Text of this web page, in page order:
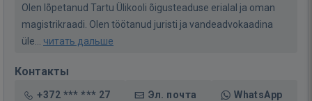
Olen lõpetanud Tartu Ülikooli õigusteaduse erialal ja oman
magistrikraadi. Olen töötanud juristi ja vandeadvokaadina
üle... читать дальше
Контакты
+372 *** *** 27 Эл. почта WhatsApp